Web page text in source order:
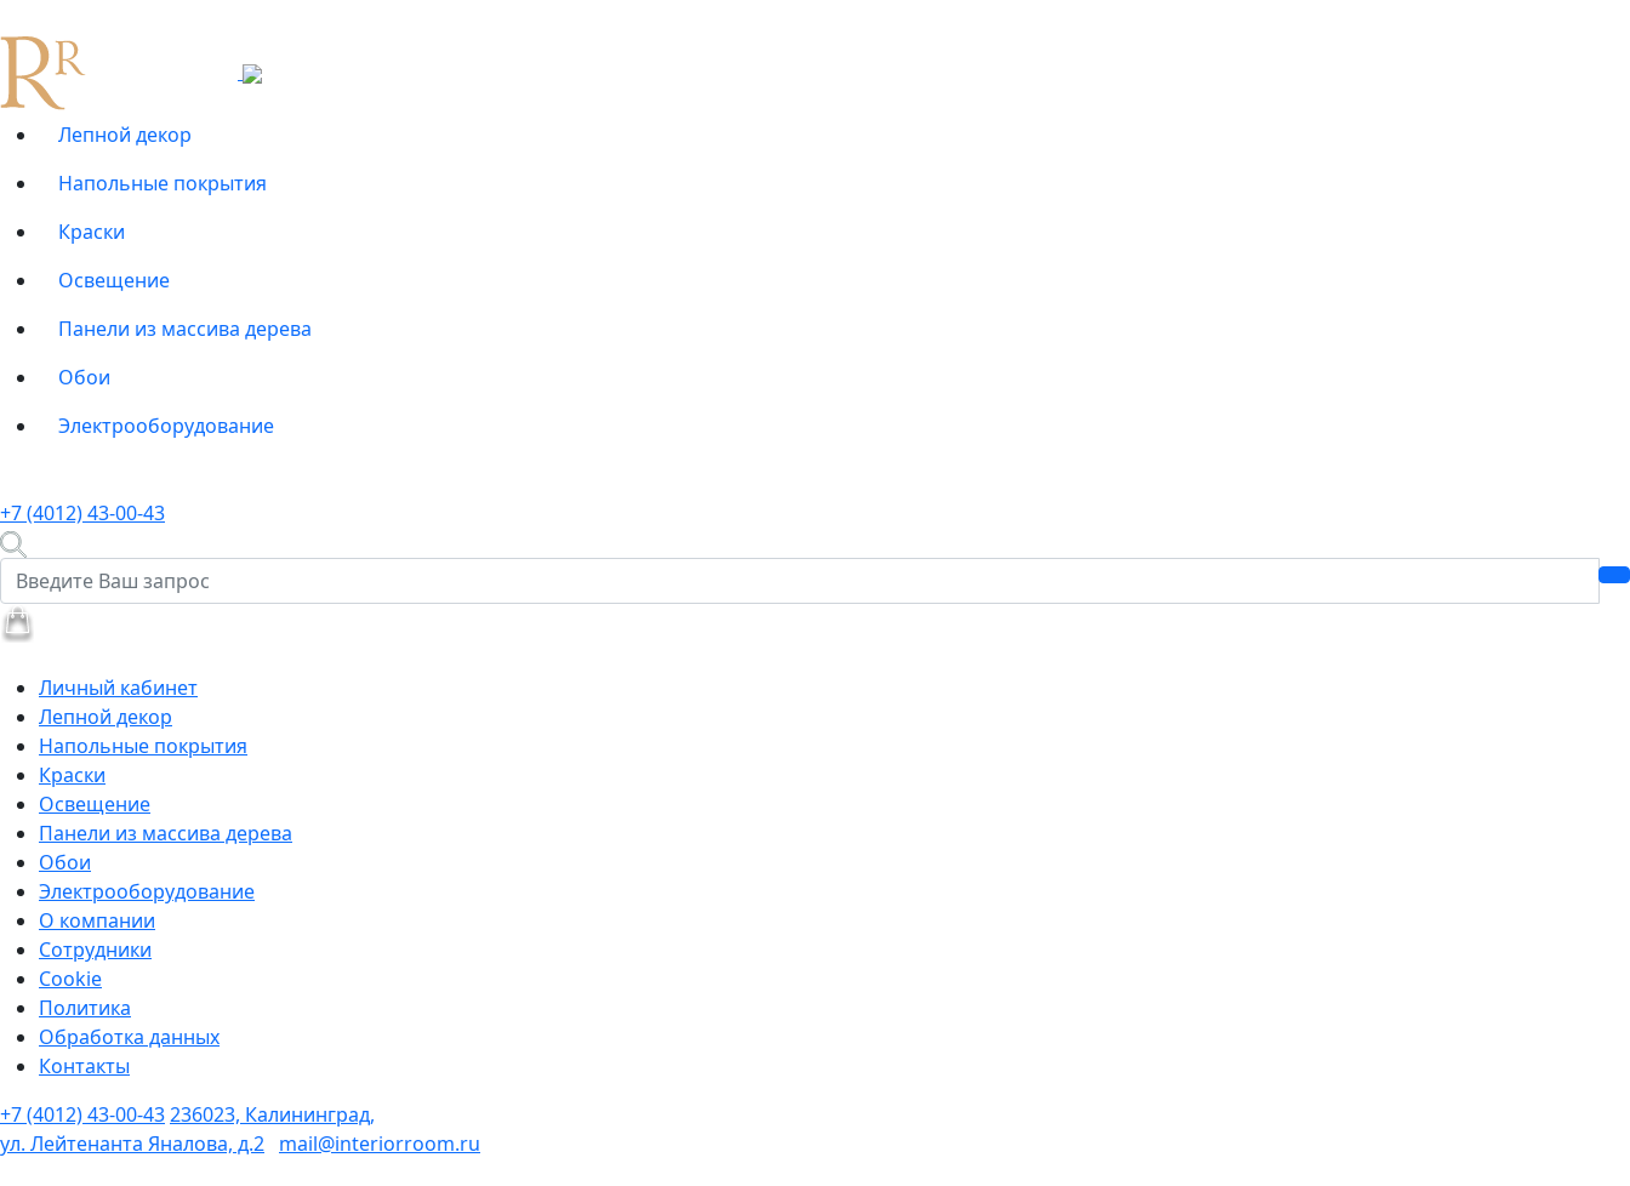
Лепной декор
Напольные покрытия
Краски
Освещение
Панели из массива дерева
Обои
Электрооборудование
+7 (4012) 43-00-43
Личный кабинет
Лепной декор
Напольные покрытия
Краски
Освещение
Панели из массива дерева
Обои
Электрооборудование
О компании
Сотрудники
Cookie
Политика
Обработка данных
Контакты
+7 (4012) 43-00-43236023, Калининград,
ул. Лейтенанта Яналова, д.2 mail@interiorroom.ru